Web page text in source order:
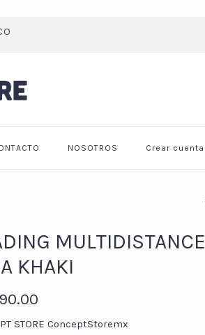
NOSOTROS Crear cuenta
MULTIDISTANCE
KHAKI
STORE ConceptStoremx